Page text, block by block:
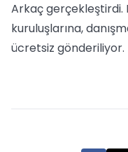
Arkaç gerçekleştirdi.
kuruluşlarına,
ücretsiz gönderiliyor.